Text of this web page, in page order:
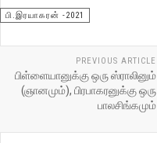
பி.இரயாகரன் -2021
PREVIOUS ARTICLE
பிள்ளையானுக்கு ஒரு ஸ்ராலினும்
(ஞானமும்), பிரபாகரனுக்கு ஒரு
பாலசிங்கமும்